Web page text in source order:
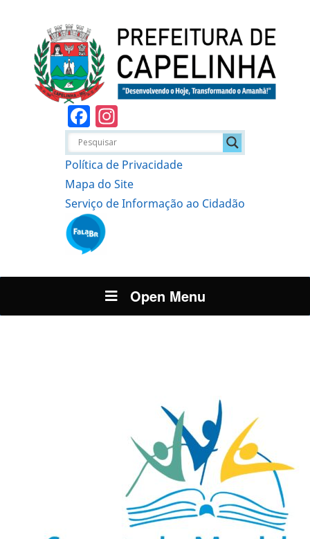
Facebook
Política de Privacidade
Mapa do Site
Serviço de Informação ao Cidadão
Open Menu